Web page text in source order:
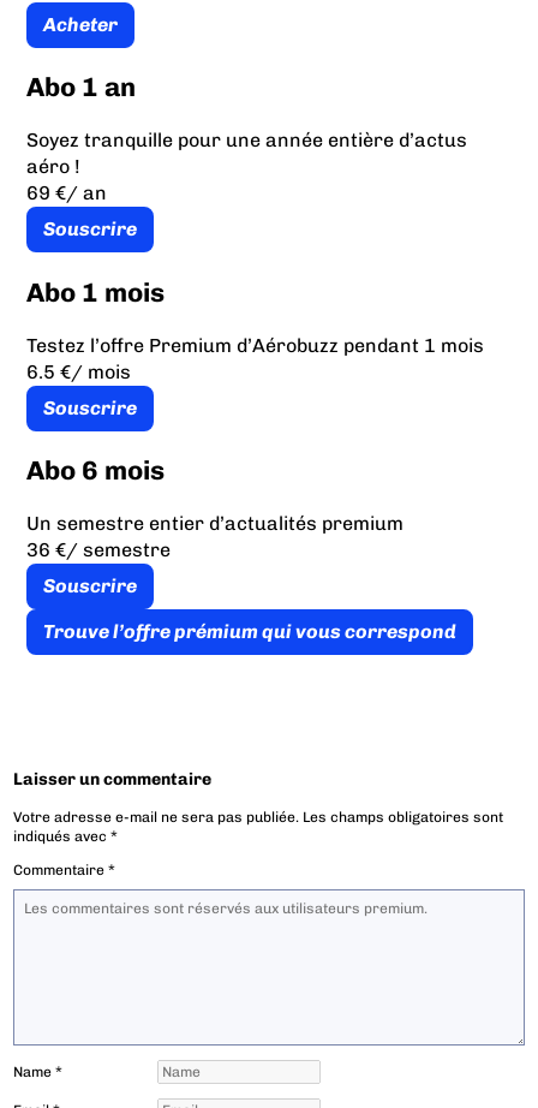
Acheter
Abo 1 an
Soyez tranquille pour une année entière d’actus
aéro !
69 €/ an
Souscrire
Abo 1 mois
Testez l’offre Premium d’Aérobuzz pendant 1 mois
6.5 €/ mois
Souscrire
Abo 6 mois
Un semestre entier d’actualités premium
36 €/ semestre
Souscrire
Trouve l’offre prémium qui vous correspond
Laisser un commentaire
Votre adresse e-mail ne sera pas publiée. Les champs obligatoires sont
indiqués avec*
Commentaire*
Name*